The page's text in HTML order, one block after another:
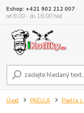
Eshop: +421 902 212 007
od 8:00 - do 16:00 hod
Úvod PAELLA Paella s